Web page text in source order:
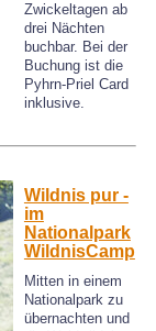
Zwickeltagen ab
drei Nächten
buchbar. Bei der
Buchung ist die
Pyhrn-Priel Card
inklusive.
Wildnis pur -
im
Nationalpark
WildnisCamp
Mitten in einem
Nationalpark zu
übernachten und